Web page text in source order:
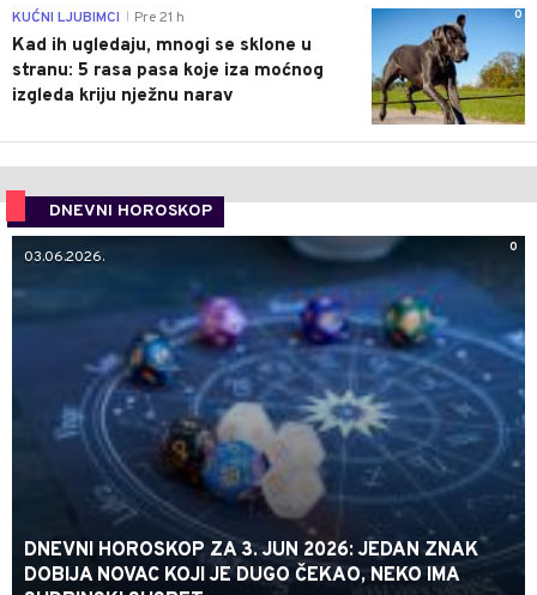
0
KUĆNI LJUBIMCI Pre 21 h
Kad ih ugledaju, mnogi se sklone u
stranu: 5 rasa pasa koje iza moćnog
izgleda kriju nježnu narav
DNEVNI HOROSKOP
0
03.06.2026.
DNEVNI HOROSKOP ZA 3. JUN 2026: JEDAN ZNAK
DOBIJA NOVAC KOJI JE DUGO ČEKAO, NEKO IMA